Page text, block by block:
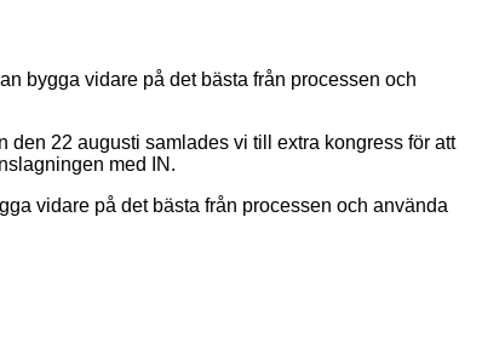
bygga vidare på det bästa från processen och
den 22 augusti samlades vi till extra kongress för att
med IN.
vidare på det bästa från processen och använda